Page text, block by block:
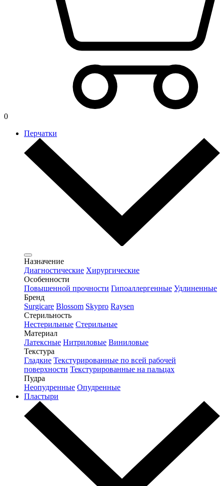
0
Перчатки
Назначение
Диагностические Хирургические
Особенности
Повышенной прочности Гипоаллергенные Удлиненные
Бренд
Surgicare Blossom Skypro Raysen
Стерильность
Нестерильные Стерильные
Материал
Латексные Нитриловые Виниловые
Текстура
Гладкие Текстурированные по всей рабочей
поверхности Текстурированные на пальцах
Пудра
Неопудренные Опудренные
Пластыри